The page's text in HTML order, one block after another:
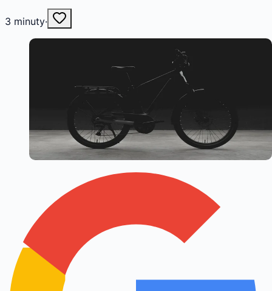
3 minuty·